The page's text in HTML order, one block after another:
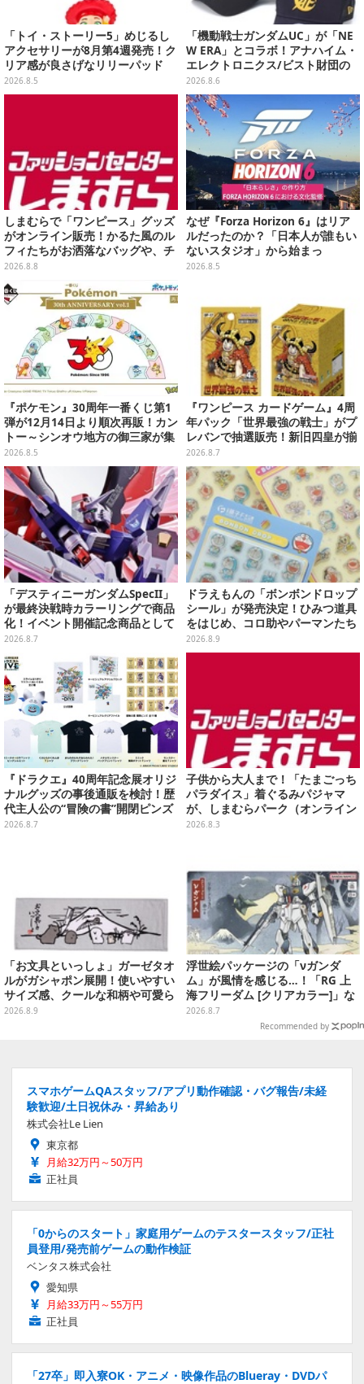
「トイ・ストーリー5」めじるし
アクセサリーが8月第4週発売！ク
リア感が良さげなリリーパッド
や、ジェシーなど全5種ラインナ
ップ
2026.8.5
「機動戦士ガンダムUC」が「NE
W ERA」とコラボ！アナハイム・
エレクトロニクス/ビスト財団の
キャップが予約開始
2026.8.6
しまむらで「ワンピース」グッズ
がオンライン販売！かるた風のル
フィたちがお洒落なバッグや、チ
ョッパーが可愛いサンダルも
2026.8.8
なぜ『Forza Horizon 6』はリア
ルだったのか？「日本人が誰もい
ないスタジオ」から始まっ
た、“生活感のある日本"の作り方
2026.8.5
『ポケモン』30周年一番くじ第1
弾が12月14日より順次再販！カン
トー～シンオウ地方の御三家が集
まった時計、ぬいぐるみなど記念
グッズ盛りだくさん
2026.8.5
『ワンピース カードゲーム』4周
年パック「世界最強の戦士」がプ
レバンで抽選販売！新旧四皇が揃
い踏み、刃牙作者が描く「カイド
ウ」も
2026.8.7
「デスティニーガンダムSpecII」
が最終決戦時カラーリングで商品
化！イベント開催記念商品として
METAL ROBOT魂に新登場
2026.8.7
ドラえもんの「ボンボンドロップ
シール」が発売決定！ひみつ道具
をはじめ、コロ助やパーマンたち
「藤子・F・不二雄」キャラも収
録の全2種類
2026.8.9
『ドラクエ』40周年記念展オリジ
ナルグッズの事後通販を検討！歴
代主人公の“冒険の書”開閉ピンズ
をはじめ、ユニークなＴシャツや
2026.8.7
子供から大人まで！「たまごっち
パラダイス」着ぐるみパジャマ
が、しまむらパーク（オンライン
ストア）にて受注生産
2026.8.3
「お文具といっしょ」ガーゼタオ
ルがガシャポン展開！使いやすい
サイズ感、クールな和柄や可愛ら
しいお寿司など全4種
2026.8.9
浮世絵パッケージの「νガンダ
ム」が風情を感じる…！「RG 上
海フリーダム [クリアカラー]」な
どガンプラ2商品が8月順次発売
2026.8.7
Recommended by
スマホゲームQAスタッフ/アプリ動作確認・バグ報告/未経
験歓迎/土日祝休み・昇給あり
株式会社Le Lien
東京都
月給32万円～50万円
正社員
「0からのスタート」家庭用ゲームのテスタースタッフ/正社
員登用/発売前ゲームの動作検証
ベンタス株式会社
愛知県
月給33万円～55万円
正社員
「27卒」即入寮OK・アニメ・映像作品のBlueray・DVDパ